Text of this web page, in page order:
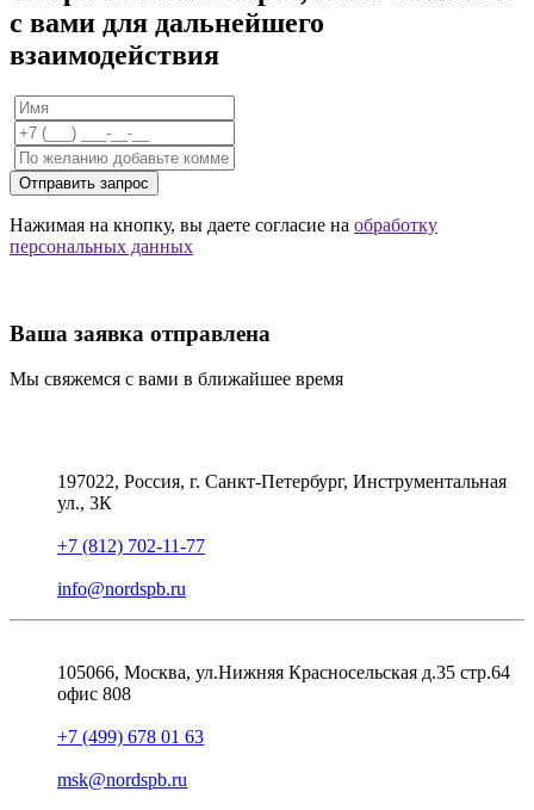
с вами для дальнейшего
взаимодействия
Отправить запрос
Нажимая на кнопку, вы даете согласие на обработку
персональных данных
Ваша заявка отправлена
Мы свяжемся с вами в ближайшее время
197022, Россия, г. Санкт-Петербург, Инструментальная
ул., 3К
+7 (812) 702-11-77
info@nordspb.ru
105066, Москва, ул.Нижняя Красносельская д.35 стр.64
офис 808
+7 (499) 678 01 63
msk@nordspb.ru